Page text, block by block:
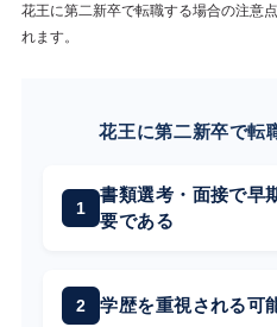
花王に第二新卒で転職する場合の注意
れます。
花王に第二新卒で転
書類選考・面接で早
要である
学歴を重視される可